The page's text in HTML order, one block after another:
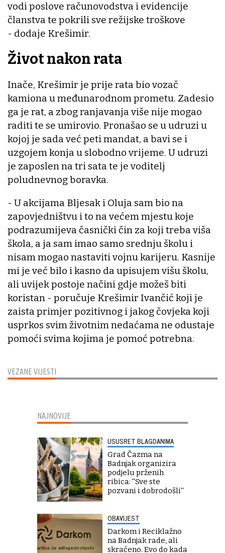
VEZANE VIJESTI
vodi poslove računovodstva i evidencije
članstva te pokrili sve režijske troškove
- dodaje Krešimir.
Život nakon rata
Inače, Krešimir je prije rata bio vozač
kamiona u međunarodnom prometu. Zadesio
ga je rat, a zbog ranjavanja više nije mogao
raditi te se umirovio. Pronašao se u udruzi u
kojoj je sada već peti mandat, a bavi se i
uzgojem konja u slobodno vrijeme. U udruzi
je zaposlen na tri sata te je voditelj
poludnevnog boravka.
- U akcijama Bljesak i Oluja sam bio na
zapovjedništvu i to na većem mjestu koje
podrazumijeva časnički čin za koji treba viša
škola, a ja sam imao samo srednju školu i
nisam mogao nastaviti vojnu karijeru. Kasnije
mi je već bilo i kasno da upisujem višu školu,
ali uvijek postoje načini gdje možeš biti
koristan - poručuje Krešimir Ivančić koji je
zaista primjer pozitivnog i jakog čovjeka koji
usprkos svim životnim nedaćama ne odustaje
pomoći svima kojima je pomoć potrebna.
NAJNOVIJE
USUSRET BLAGDANIMA
Grad Čazma na
Badnjak organizira
podjelu prženih
ribica: ''Sve ste
pozvani i dobrodošli''
OBAVIJEST
Darkom i Reciklažno
na Badnjak rade, ali
skraćeno. Evo do kada